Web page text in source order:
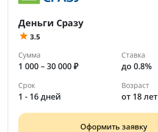
Деньги Сразу
3.5
Сумма
1 000 – 30 000 ₽
Ставка
до 0.8%
Срок
1 - 16 дней
Возраст
от 18 лет
Оформить заявку